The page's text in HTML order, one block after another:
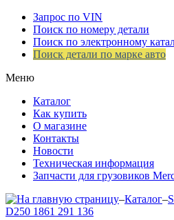
Запрос по VIN
Поиск по номеру детали
Поиск по электронному
Поиск детали по марке авто
Меню
Каталог
Как купить
О магазине
Контакты
Новости
Техническая информация
Запчасти для грузовиков
–Каталог–
D250 1861 291 136